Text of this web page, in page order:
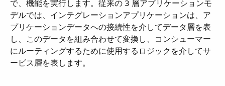
で、機能を実行します。従来の 3 層アプリケーションモ
デルでは、インテグレーションアプリケーションは、ア
プリケーションデータへの接続性を介してデータ層を表
し、このデータを組み合わせて変換し、コンシューマー
にルーティングするために使用するロジックを介してサ
ービス層を表します。